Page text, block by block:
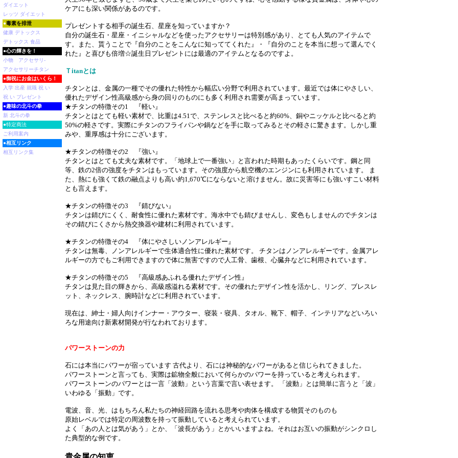
ケアにも深い関係があるのです。
プレゼントする相手の誕生石、星座を知っていますか？
自分の誕生石・星座・イニシャルなどを使ったアクセサリーは特別感があり、とても人気のアイテムで
す。また、貰うことで『自分のことをこんなに知っててくれた』・『自分のことを本当に想って選んでく
れた』と喜びも倍増☆誕生日プレゼントには最適のアイテムとなるのですよ。
Ｔitanとは
チタンとは、金属の一種でその優れた特性から幅広い分野で利用されています。最近では体にやさしい、
優れたデザイン性高級感から身の回りのものにも多く利用され需要が高まっています。
★チタンの特徴その1 『軽い』
チタンとはとても軽い素材で、比重は4.51で、ステンレスと比べると約60%、銅やニッケルと比べると約
50%の軽さです。実際にチタンのフライパンや鍋などを手に取ってみるとその軽さに驚きます。しかし重
みや、重厚感は十分にございます。
★チタンの特徴その2 『強い』
チタンとはとても丈夫な素材です。「地球上で一番強い」と言われた時期もあったくらいです。鋼と同
等、鉄の2倍の強度をチタンはもっています。その強度から航空機のエンジンにも利用されています。 ま
た、熱にも強くて鉄の融点よりも高い約1,670℃にならないと溶けません。故に災害等にも強いすこい材料
とも言えます。
★チタンの特徴その3 『錆びない』
チタンは錆びにくく、耐食性に優れた素材です。海水中でも錆びませんし、変色もしませんのでチタンは
その錆びにくさから熱交換器や建材に利用されています。
★チタンの特徴その4 『体にやさしいノンアレルギー』
チタンは無毒、ノンアレルギーで生体適合性に優れた素材です。 チタンはノンアレルギーです。金属アレ
ルギーの方でもご利用できますので体に無害ですので人工骨、歯根、心臓弁などに利用されています。
★チタンの特徴その5 『高級感あふれる優れたデザイン性』
チタンは見た目の輝きから、高級感溢れる素材です。その優れたデザイン性を活かし、リング、ブレスレ
ット、ネックレス、腕時計などに利用されています。
現在は、紳士・婦人向けインナー・アウター、寝装・寝具、タオル、靴下、帽子、インテリアなどいろい
ろな用途向け新素材開発が行なわれております。
パワーストーンの力
石には本当にパワーが宿っています 古代より、石には神秘的なパワーがあると信じられてきました。
パワーストーンと言っても、実際は鉱物全般において何らかのパワーを持っていると考えられます。
パワーストーンのパワーとは一言「波動」という言葉で言い表せます。 「波動」とは簡単に言うと「波」
いわゆる「振動」です。
電波、音、光、はもちろん私たちの神経回路を流れる思考や肉体を構成する物質そのものも
原始レベルでは特定の周波数を持って振動していると考えられています。
よく「あの人とは気があう」とか、「波長があう」とかいいますよね。それはお互いの振動がシンクロし
た典型的な例です。
ダイエット
レッツ ダイエット
●毒素を排泄
健康 デトックス
デトックス 食品
●心の輝きを！
小物 アクセサリ-
アクセサリーチタン
●御祝にお金はいくら！
入学 出産 就職 祝 い
祝 い プレゼント
●趣味の北斗の拳
新 北斗の拳
●特定商法
ご利用案内
●相互リンク
相互リンク集